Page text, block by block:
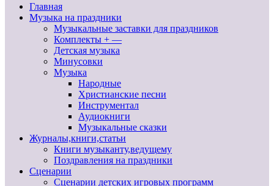
Главная
Музыка на праздники
Музыкальные заставки для праздников
Комплекты + —
Детская музыка
Минусовки
Музыка
Народные
Христианские песни
Инструментал
Аудиокниги
Музыкальные сказки
Журналы,книги,статьи
Книги музыканту,ведущему
Поздравления на праздники
Сценарии
Сценарии детских игровых программ